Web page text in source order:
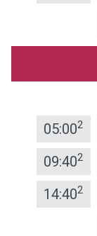
05:002
09:402
14:402